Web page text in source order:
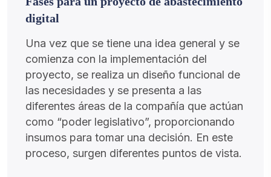
digital
Una vez que se tiene una idea general y se
comienza con la implementación del
proyecto, se realiza un diseño funcional de
las necesidades y se presenta a las
diferentes áreas de la compañía que actúan
como “poder legislativo”, proporcionando
insumos para tomar una decisión. En este
proceso, surgen diferentes puntos de vista.